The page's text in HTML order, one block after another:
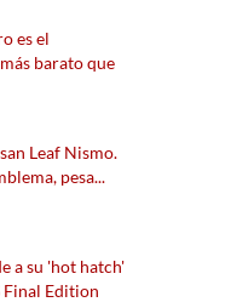
es el
barato que
Leaf Nismo.
pesa...
a su 'hot hatch'
Final Edition